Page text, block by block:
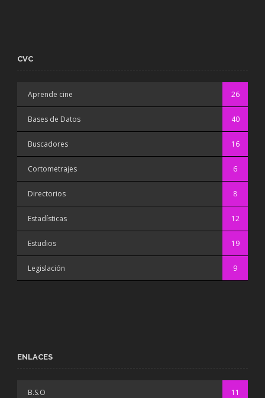
CVC
Aprende cine 26
Bases de Datos 40
Buscadores 16
Cortometrajes 6
Directorios 8
Estadísticas 12
Estudios 19
Legislación 9
ENLACES
B.S.O 11